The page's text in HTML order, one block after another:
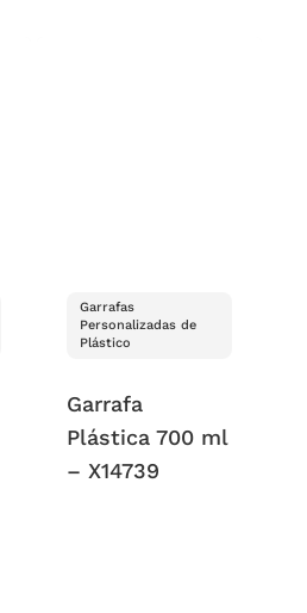
Garrafas
Personalizadas de
Plástico
Garrafa
Plástica 700 ml
– X14739